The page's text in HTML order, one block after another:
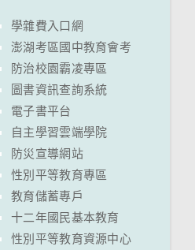
學雜費入口網
澎湖考區國中教育會考
防治校園霸凌專區
圖書資訊查詢系統
電子書平台
自主學習雲端學院
防災宣導網站
性別平等教育專區
教育儲蓄專戶
十二年國民基本教育
性別平等教育資源中心